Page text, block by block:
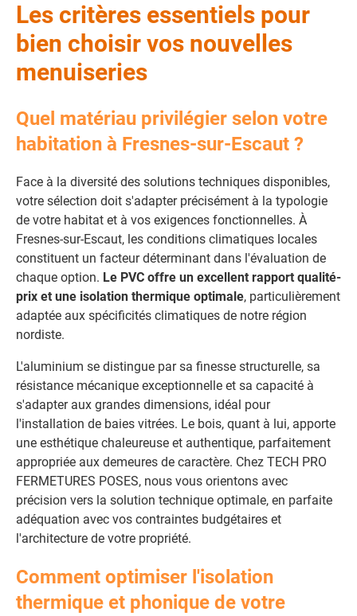
Les critères essentiels pour
bien choisir vos nouvelles
menuiseries
Quel matériau privilégier selon votre
habitation à Fresnes-sur-Escaut ?
Face à la diversité des solutions techniques disponibles,
votre sélection doit s'adapter précisément à la typologie
de votre habitat et à vos exigences fonctionnelles. À
Fresnes-sur-Escaut, les conditions climatiques locales
constituent un facteur déterminant dans l'évaluation de
chaque option. Le PVC offre un excellent rapport qualité-
prix et une isolation thermique optimale, particulièrement
adaptée aux spécificités climatiques de notre région
nordiste.
L'aluminium se distingue par sa finesse structurelle, sa
résistance mécanique exceptionnelle et sa capacité à
s'adapter aux grandes dimensions, idéal pour
l'installation de baies vitrées. Le bois, quant à lui, apporte
une esthétique chaleureuse et authentique, parfaitement
appropriée aux demeures de caractère. Chez TECH PRO
FERMETURES POSES, nous vous orientons avec
précision vers la solution technique optimale, en parfaite
adéquation avec vos contraintes budgétaires et
l'architecture de votre propriété.
Comment optimiser l'isolation
thermique et phonique de votre